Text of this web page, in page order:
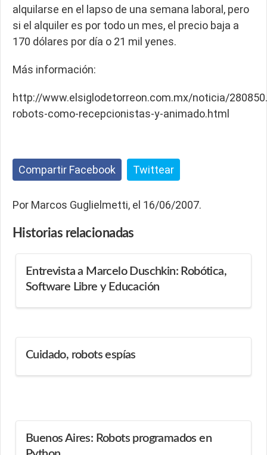
alquilarse en el lapso de una semana laboral, pero
si el alquiler es por todo un mes, el precio baja a
170 dólares por día o 21 mil yenes.
Más información:
http://www.elsiglodetorreon.com.mx/noticia/
robots-como-recepcionistas-y-animado.html
Compartir Facebook Twittear
Por Marcos Guglielmetti, el 16/06/2007.
Historias relacionadas
Entrevista a Marcelo Duschkin: Robótica,
Software Libre y Educación
Cuidado, robots espías
Buenos Aires: Robots programados en